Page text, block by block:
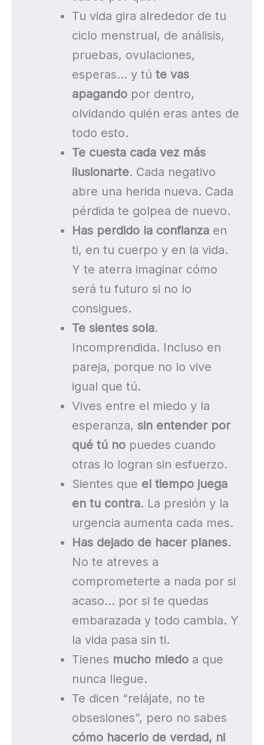
Tu vida gira alrededor de tu
ciclo menstrual, de análisis,
pruebas, ovulaciones,
esperas… y tú te vas
apagandopor dentro,
olvidando quién eras antes de
todo esto.
Te cuesta cada vez más
ilusionarte. Cada negativo
abre una herida nueva. Cada
pérdida te golpea de nuevo.
Has perdido la confianzaen
ti, en tu cuerpo y en la vida.
Y te aterra imaginar cómo
será tu futuro si no lo
consigues.
Te sientes sola.
Incomprendida. Incluso en
pareja, porque no lo vive
igual que tú.
Vives entre el miedo y la
esperanza, sin entender por
qué tú nopuedes cuando
otras lo logran sin esfuerzo.
Sientes que el tiempo juega
en tu contra. La presión y la
urgencia aumenta cada mes.
Has dejado de hacer planes.
No te atreves a
comprometerte a nada por si
acaso… por si te quedas
embarazada y todo cambia. Y
la vida pasa sin ti.
Tienes mucho miedoa que
nunca llegue.
Te dicen “relájate, no te
obsesiones”, pero no sabes
cómo hacerlo de verdad, ni